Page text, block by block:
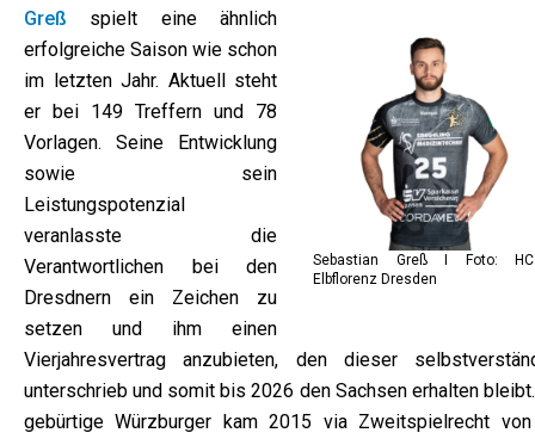
Sebastian Greß I Foto: HC
Elbflorenz Dresden
Greß spielt eine ähnlich
erfolgreiche Saison wie schon
im letzten Jahr. Aktuell steht
er bei 149 Treffern und 78
Vorlagen. Seine Entwicklung
sowie sein
Leistungspotenzial
veranlasste die
Verantwortlichen bei den
Dresdnern ein Zeichen zu
setzen und ihm einen
Vierjahresvertrag anzubieten, den dieser
unterschrieb und somit bis 2026 den Sachsen erhalten
gebürtige Würzburger kam 2015 via Zweitspielrecht